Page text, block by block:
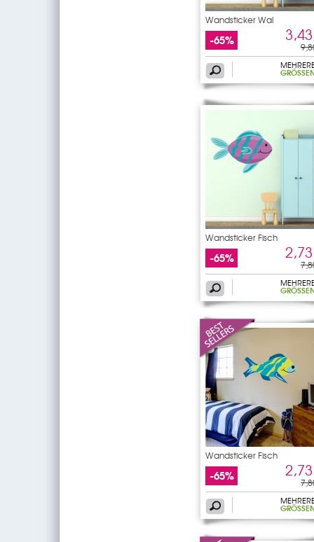
Wandsticker Wal
-65%
GRÖSSEN
Wandsticker Fisch
-65%
GRÖSSEN
Wandsticker Fisch
-65%
GRÖSSEN